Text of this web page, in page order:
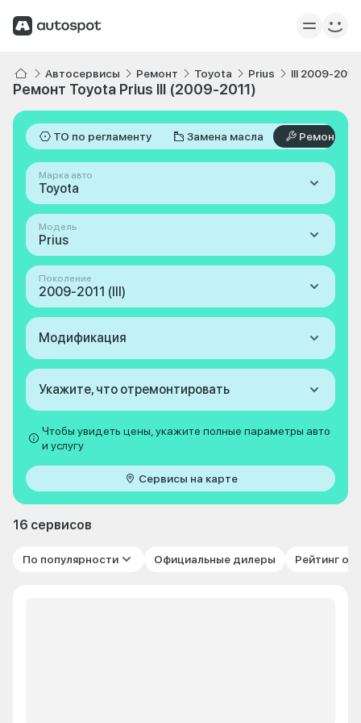
Автосервисы Ремонт Toyota Prius III 2009-2011
Ремонт Toyota Prius III (2009-2011)
ТО по регламенту Замена масла Ремонт
Марка авто
Toyota
Модель
Prius
Поколение
2009-2011 (III)
Модификация
Укажите, что отремонтировать
Чтобы увидеть цены, укажите полные параметры авто
и услугу
Сервисы на карте
16 сервисов
По популярности Официальные дилеры Рейтинг